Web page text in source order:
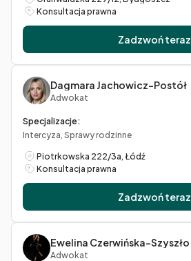
Konsultacja prawna
Zadzwoń teraz
Dagmara Jachowicz-Postół
Adwokat
Specjalizacje:
Intercyza, Sprawy rodzinne
Piotrkowska 222/3a, Łódź
Konsultacja prawna
Zadzwoń teraz
Ewelina Czerwińska-Szyszło
Adwokat